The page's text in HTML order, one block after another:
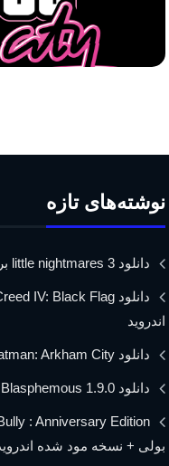
نوشته‌های تازه
دانلود little nightmares 3 برای اندروید
اندروید
دانلود Batman: Arkham City برای اندروید
دانلود Blasphemous 1.9.0 برای اندروید
بولی + نسخه مود شده